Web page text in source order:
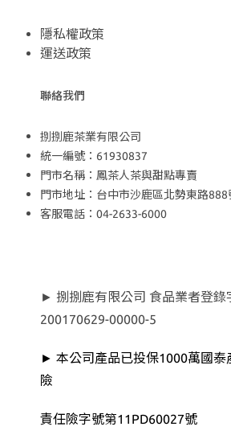
隱私權政策
運送政策
聯絡我們
捌捌鹿茶業有限公司
統一編號：61930837
門市名稱：鳳茶人茶與甜點專賣
門市地址：台中市沙鹿區北勢東路888
客服電話：04-2633-6000
► 捌捌鹿有限公司 食品業者登錄
200170629-00000-5
► 本公司產品已投保1000萬國泰
險
責任險字號第11PD60027號